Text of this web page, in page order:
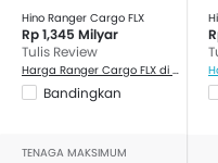
Hino Ranger Cargo FLX
Rp 1,345 Milyar
Tulis Review
Harga Ranger Cargo FLX di Malang
Bandingkan
TENAGA MAKSIMUM